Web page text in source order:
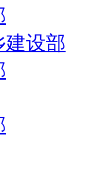
建设部